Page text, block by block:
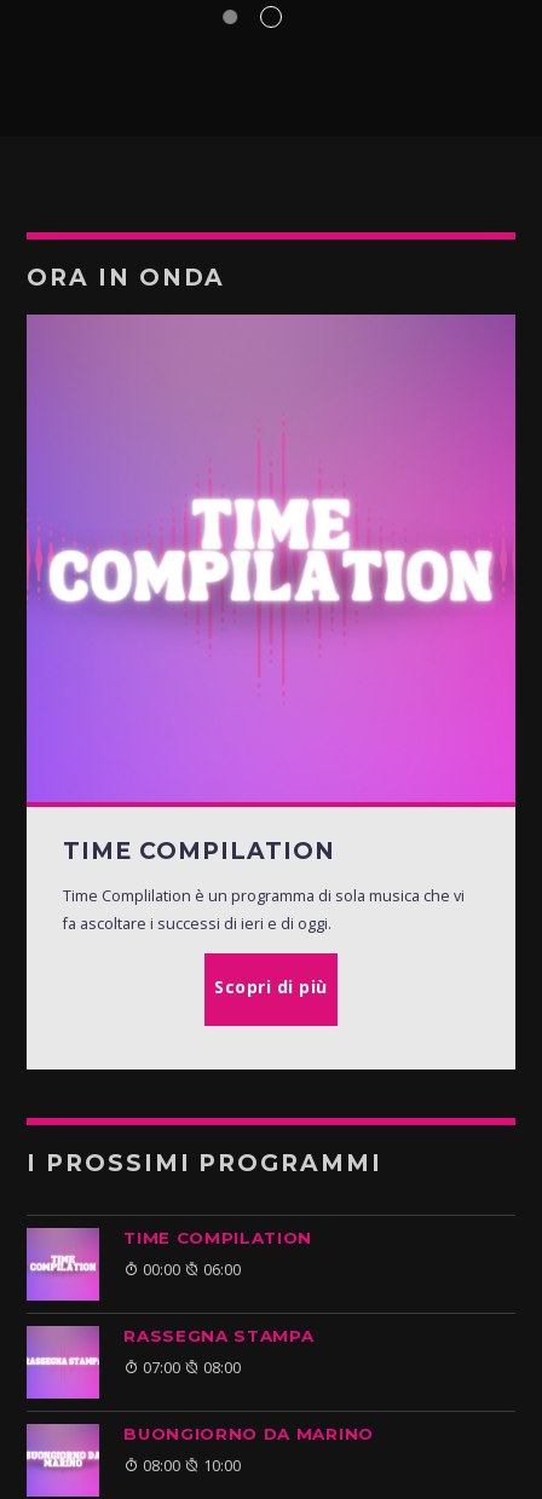
ORA IN ONDA
TIME COMPILATION
Time Complilation è un programma di sola musica che vi
fa ascoltare i successi di ieri e di oggi.
Scopri di più
I PROSSIMI PROGRAMMI
TIME COMPILATION
00:00 06:00
RASSEGNA STAMPA
07:00 08:00
BUONGIORNO DA MARINO
08:00 10:00